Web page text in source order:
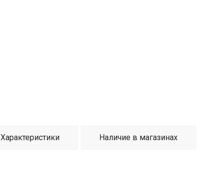
Характеристики Наличие в магазинах